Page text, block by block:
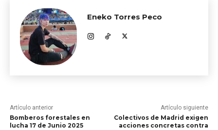
Eneko Torres Peco
Artículo anterior
Bomberos forestales en
lucha 17 de Junio 2025
Artículo siguiente
Colectivos de Madrid exigen
acciones concretas contra